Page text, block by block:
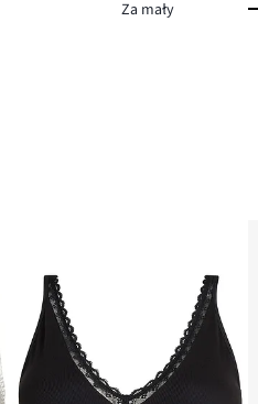
Za mały